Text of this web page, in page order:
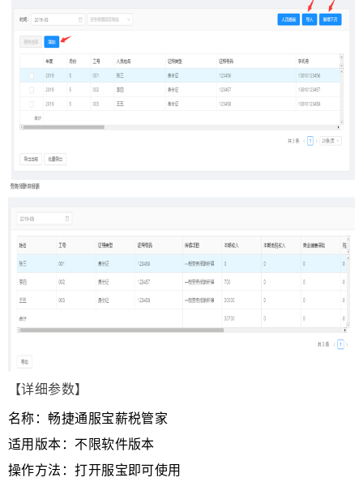
【详细参数】
名称：畅捷通服宝薪税管家
适用版本：不限软件版本
操作方法：打开服宝即可使用